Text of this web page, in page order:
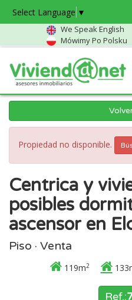
Select Language ▼
We Speak English
Mówimy Po Polsku
Propiedad no disponible.
Centrica y
posibles
ascensor en
Piso · Venta
119m2
Ref.: